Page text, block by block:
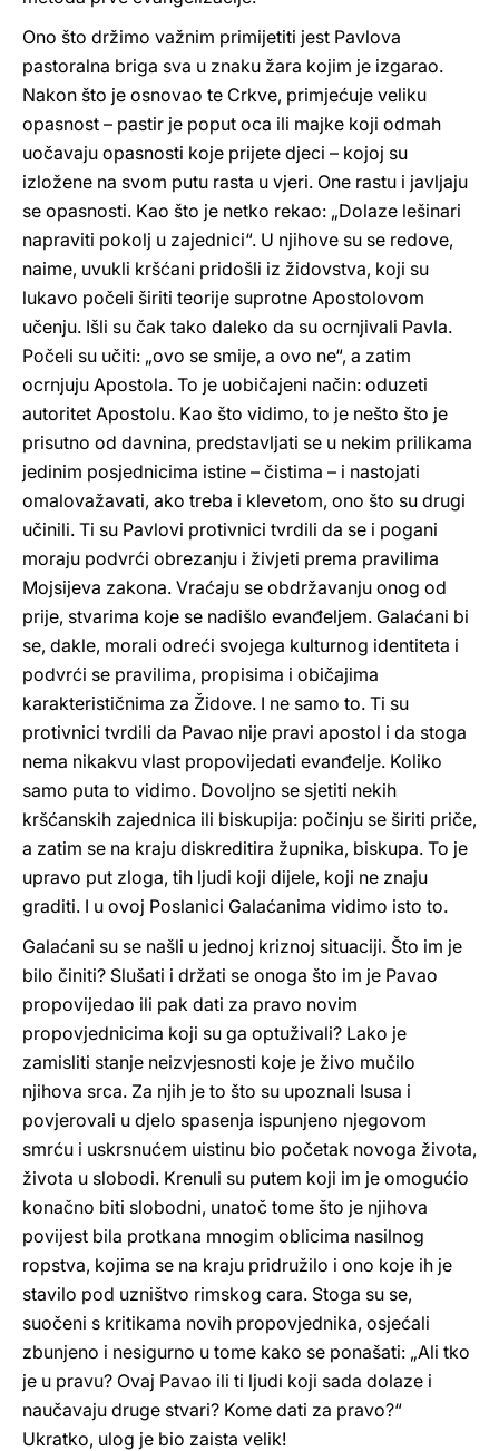
Ono što držimo važnim primijetiti jest Pavlova
pastoralna briga sva u znaku žara kojim je izgarao.
Nakon što je osnovao te Crkve, primjećuje veliku
opasnost – pastir je poput oca ili majke koji odmah
uočavaju opasnosti koje prijete djeci – kojoj su
izložene na svom putu rasta u vjeri. One rastu i javljaju
se opasnosti. Kao što je netko rekao: „Dolaze lešinari
napraviti pokolj u zajednici“. U njihove su se redove,
naime, uvukli kršćani pridošli iz židovstva, koji su
lukavo počeli širiti teorije suprotne Apostolovom
učenju. Išli su čak tako daleko da su ocrnjivali Pavla.
Počeli su učiti: „ovo se smije, a ovo ne“, a zatim
ocrnjuju Apostola. To je uobičajeni način: oduzeti
autoritet Apostolu. Kao što vidimo, to je nešto što je
prisutno od davnina, predstavljati se u nekim prilikama
jedinim posjednicima istine – čistima – i nastojati
omalovažavati, ako treba i klevetom, ono što su drugi
učinili. Ti su Pavlovi protivnici tvrdili da se i pogani
moraju podvrći obrezanju i živjeti prema pravilima
Mojsijeva zakona. Vraćaju se obdržavanju onog od
prije, stvarima koje se nadišlo evanđeljem. Galaćani bi
se, dakle, morali odreći svojega kulturnog identiteta i
podvrći se pravilima, propisima i običajima
karakterističnima za Židove. I ne samo to. Ti su
protivnici tvrdili da Pavao nije pravi apostol i da stoga
nema nikakvu vlast propovijedati evanđelje. Koliko
samo puta to vidimo. Dovoljno se sjetiti nekih
kršćanskih zajednica ili biskupija: počinju se širiti priče,
a zatim se na kraju diskreditira župnika, biskupa. To je
upravo put zloga, tih ljudi koji dijele, koji ne znaju
graditi. I u ovoj Poslanici Galaćanima vidimo isto to.
Galaćani su se našli u jednoj kriznoj situaciji. Što im je
bilo činiti? Slušati i držati se onoga što im je Pavao
propovijedao ili pak dati za pravo novim
propovjednicima koji su ga optuživali? Lako je
zamisliti stanje neizvjesnosti koje je živo mučilo
njihova srca. Za njih je to što su upoznali Isusa i
povjerovali u djelo spasenja ispunjeno njegovom
smrću i uskrsnućem uistinu bio početak novoga života,
života u slobodi. Krenuli su putem koji im je omogućio
konačno biti slobodni, unatoč tome što je njihova
povijest bila protkana mnogim oblicima nasilnog
ropstva, kojima se na kraju pridružilo i ono koje ih je
stavilo pod uzništvo rimskog cara. Stoga su se,
suočeni s kritikama novih propovjednika, osjećali
zbunjeno i nesigurno u tome kako se ponašati: „Ali tko
je u pravu? Ovaj Pavao ili ti ljudi koji sada dolaze i
naučavaju druge stvari? Kome dati za pravo?“
Ukratko, ulog je bio zaista velik!